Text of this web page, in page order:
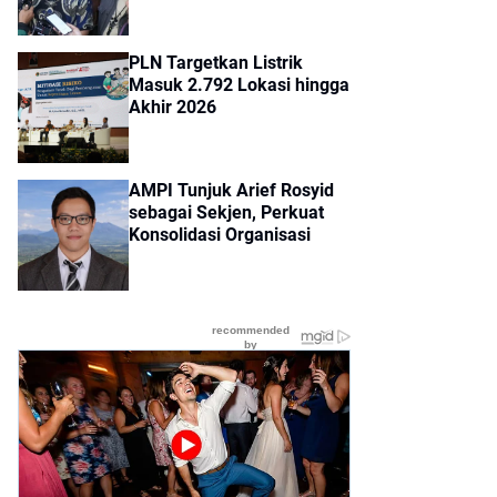
PLN Targetkan Listrik
Masuk 2.792 Lokasi hingga
Akhir 2026
AMPI Tunjuk Arief Rosyid
sebagai Sekjen, Perkuat
Konsolidasi Organisasi